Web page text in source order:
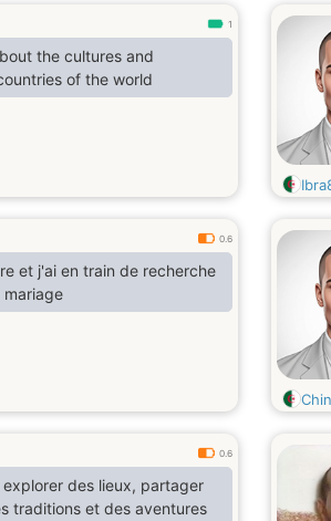
1
the cultures and
of the world
0.6
et j'ai en train de recherche
mariage
0.6
des lieux, partager
traditions et des aventures